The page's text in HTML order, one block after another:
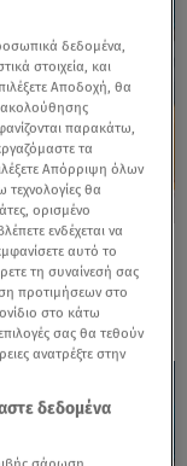
τομείς
δεδομένα,
στοιχεία, και
Αποδοχή, θα
παρακάτω,
τα
Απόρριψη όλων
θα
ορισμένο
ενδέχεται να
αυτό το
τη συναίνεσή σας
προτιμήσεων στο
στο κάτω
σας θα τεθούν
ανατρέξτε στην
δεδομένα